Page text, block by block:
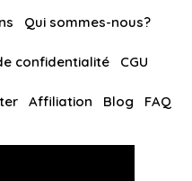
Qui sommes-nous?
confidentialité CGU
Affiliation Blog FAQ